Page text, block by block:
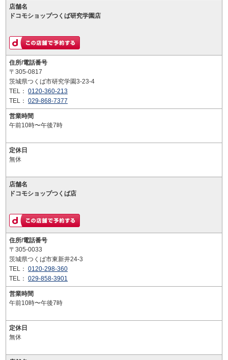
店舗名
ドコモショップつくば研究学園店
住所/電話番号
〒305-0817
茨城県つくば市研究学園3-23-4
TEL： 0120-360-213
TEL： 029-868-7377
営業時間
午前10時〜午後7時
定休日
無休
店舗名
ドコモショップつくば店
住所/電話番号
〒305-0033
茨城県つくば市東新井24-3
TEL： 0120-298-360
TEL： 029-858-3901
営業時間
午前10時〜午後7時
定休日
無休